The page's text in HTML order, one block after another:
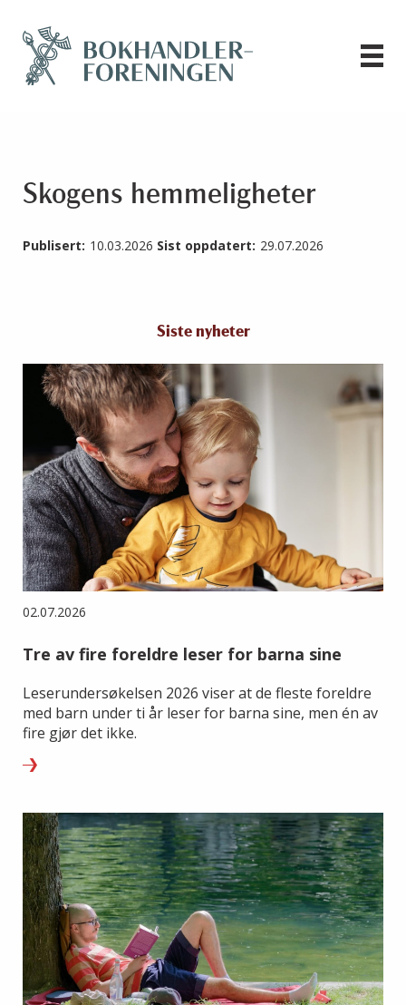
Skogens hemmeligheter
Publisert: 10.03.2026 Sist oppdatert: 29.07.2026
Siste nyheter
02.07.2026
Tre av fire foreldre leser for barna sine
Leserundersøkelsen 2026 viser at de fleste foreldre
med barn under ti år leser for barna sine, men én av
fire gjør det ikke.